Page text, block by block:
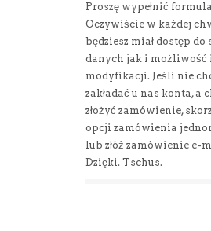
Proszę wypełnić
Oczywiście w każdej
będziesz miał dostęp do
danych jak i możliwość
modyfikacji. Jeśli nie
zakładać u nas konta, a
złożyć zamówienie,
opcji zamówienia
lub złóż zamówienie e-
Dzięki. Tschus.